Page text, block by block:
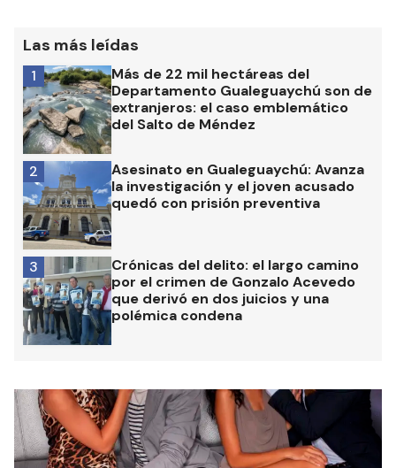
Las más leídas
Más de 22 mil hectáreas del
Departamento Gualeguaychú son de
extranjeros: el caso emblemático
del Salto de Méndez
1
Asesinato en Gualeguaychú: Avanza
la investigación y el joven acusado
quedó con prisión preventiva
2
Crónicas del delito: el largo camino
por el crimen de Gonzalo Acevedo
que derivó en dos juicios y una
polémica condena
3